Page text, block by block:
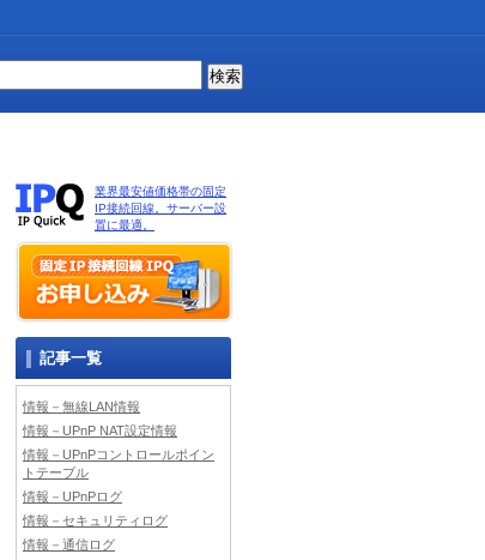
業界最安値価格帯の固定
IP接続回線。サーバー設
置に最適。
記事一覧
情報－無線LAN情報
情報－UPnP NAT設定情報
情報－UPnPコントロールポイン
トテーブル
情報－UPnPログ
情報－セキュリティログ
情報－通信ログ